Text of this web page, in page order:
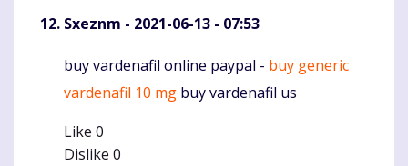
Sxeznm - 2021-06-13 - 07:53
Komentaras
buy vardenafil online paypal - buy generic
vardenafil 10 mg buy vardenafil us
Like 0
Dislike 0